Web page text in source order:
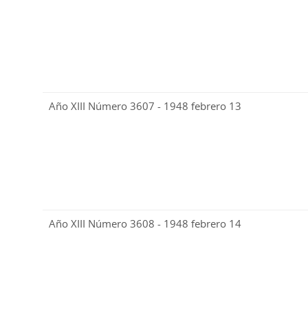
Año XIII Número 3607 - 1948 febrero 13
Año XIII Número 3608 - 1948 febrero 14